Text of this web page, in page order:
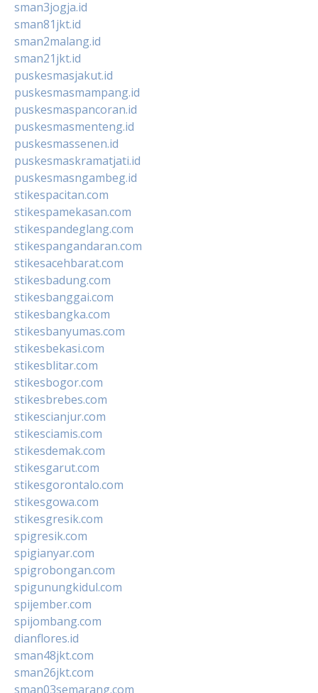
sman3jogja.id
sman81jkt.id
sman2malang.id
sman21jkt.id
puskesmasjakut.id
puskesmasmampang.id
puskesmaspancoran.id
puskesmasmenteng.id
puskesmassenen.id
puskesmaskramatjati.id
puskesmasngambeg.id
stikespacitan.com
stikespamekasan.com
stikespandeglang.com
stikespangandaran.com
stikesacehbarat.com
stikesbadung.com
stikesbanggai.com
stikesbangka.com
stikesbanyumas.com
stikesbekasi.com
stikesblitar.com
stikesbogor.com
stikesbrebes.com
stikescianjur.com
stikesciamis.com
stikesdemak.com
stikesgarut.com
stikesgorontalo.com
stikesgowa.com
stikesgresik.com
spigresik.com
spigianyar.com
spigrobongan.com
spigunungkidul.com
spijember.com
spijombang.com
dianflores.id
sman48jkt.com
sman26jkt.com
sman03semarang.com